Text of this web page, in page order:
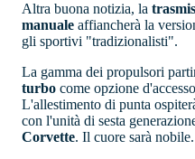
Altra buona notizia, la
manuale affiancherà la
gli sportivi "tradizionalisti".
La gamma dei propulsori
turbo come opzione
L'allestimento di punta
con l'unità di sesta
Corvette. Il cuore sarà nobile.